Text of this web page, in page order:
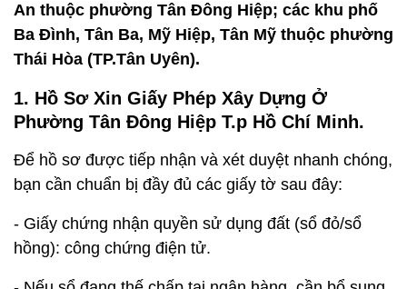
An thuộc phường Tân Đông Hiệp; các khu phố
Ba Đình, Tân Ba, Mỹ Hiệp, Tân Mỹ thuộc phường
Thái Hòa (TP.Tân Uyên).
1. Hồ Sơ Xin Giấy Phép Xây Dựng Ở
Phường Tân Đông Hiệp T.p Hồ Chí Minh.
Để hồ sơ được tiếp nhận và xét duyệt nhanh chóng,
bạn cần chuẩn bị đầy đủ các giấy tờ sau đây:
- Giấy chứng nhận quyền sử dụng đất (sổ đỏ/sổ
hồng): công chứng điện tử.